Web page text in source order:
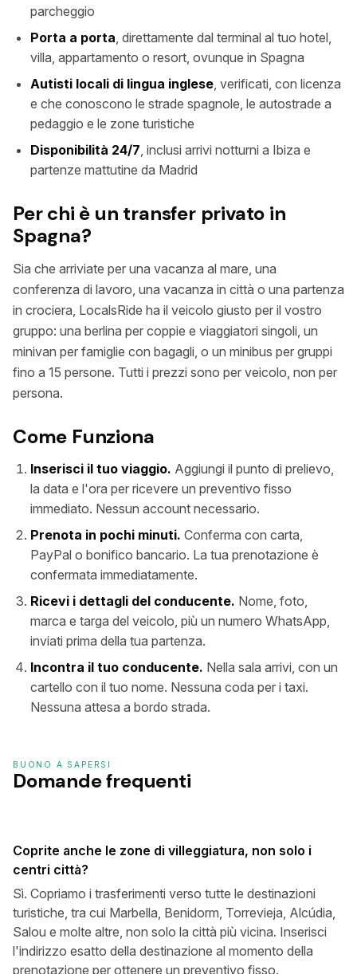
parcheggio
Porta a porta, direttamente dal terminal al tuo hotel,
villa, appartamento o resort, ovunque in Spagna
Autisti locali di lingua inglese, verificati, con licenza
e che conoscono le strade spagnole, le autostrade a
pedaggio e le zone turistiche
Disponibilità 24/7, inclusi arrivi notturni a Ibiza e
partenze mattutine da Madrid
Per chi è un transfer privato in
Spagna?
Sia che arriviate per una vacanza al mare, una
conferenza di lavoro, una vacanza in città o una partenza
in crociera, LocalsRide ha il veicolo giusto per il vostro
gruppo: una berlina per coppie e viaggiatori singoli, un
minivan per famiglie con bagagli, o un minibus per gruppi
fino a 15 persone. Tutti i prezzi sono per veicolo, non per
persona.
Come Funziona
Inserisci il tuo viaggio. Aggiungi il punto di prelievo,
la data e l'ora per ricevere un preventivo fisso
immediato. Nessun account necessario.
Prenota in pochi minuti. Conferma con carta,
PayPal o bonifico bancario. La tua prenotazione è
confermata immediatamente.
Ricevi i dettagli del conducente. Nome, foto,
marca e targa del veicolo, più un numero WhatsApp,
inviati prima della tua partenza.
Incontra il tuo conducente. Nella sala arrivi, con un
cartello con il tuo nome. Nessuna coda per i taxi.
Nessuna attesa a bordo strada.
BUONO A SAPERSI
Domande frequenti
Coprite anche le zone di villeggiatura, non solo i
centri città?
Sì. Copriamo i trasferimenti verso tutte le destinazioni
turistiche, tra cui Marbella, Benidorm, Torrevieja, Alcúdia,
Salou e molte altre, non solo la città più vicina. Inserisci
l'indirizzo esatto della destinazione al momento della
prenotazione per ottenere un preventivo fisso.